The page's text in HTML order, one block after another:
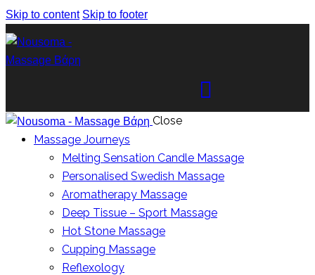
Skip to content Skip to footer
Close
Massage Journeys
Melting Sensation Candle Massage
Personalised Swedish Massage
Aromatherapy Massage
Deep Tissue – Sport Massage
Hot Stone Massage
Cupping Massage
Reflexology